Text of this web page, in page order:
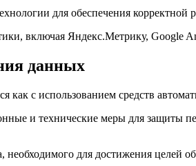
для обеспечения
включая Яндекс.Метрику, Google
данных
как с использованием средств
и технические меры для защиты
для достижения целей